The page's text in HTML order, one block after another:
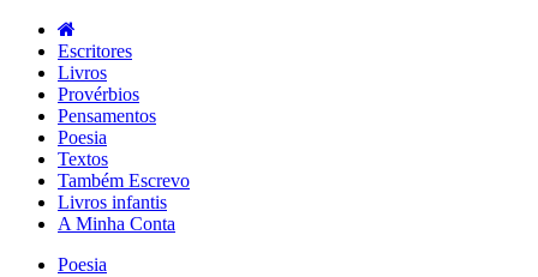
Escritores
Livros
Provérbios
Pensamentos
Poesia
Textos
Também Escrevo
Livros infantis
A Minha Conta
Poesia